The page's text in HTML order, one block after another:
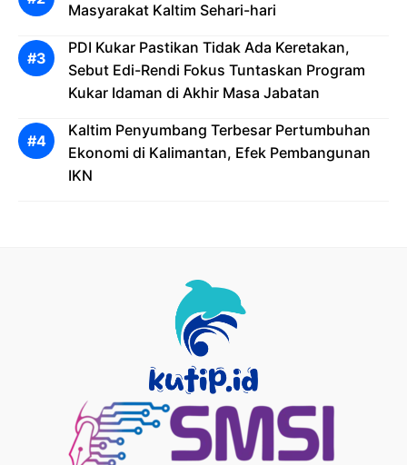
Masyarakat Kaltim Sehari-hari
PDI Kukar Pastikan Tidak Ada Keretakan,
Sebut Edi-Rendi Fokus Tuntaskan Program
Kukar Idaman di Akhir Masa Jabatan
Kaltim Penyumbang Terbesar Pertumbuhan
Ekonomi di Kalimantan, Efek Pembangunan
IKN